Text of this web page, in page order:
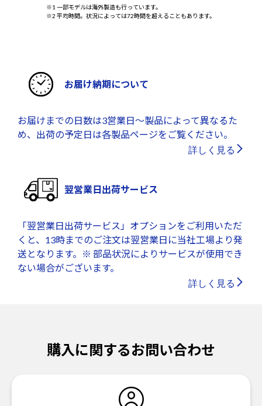
※1 一部モデルは海外製造も行っています。
※2 平均時間。状況によっては72時間を超えることもあります。
お届け納期について
お届けまでの日数は3営業日～製品によって異なるた
め、出荷の予定日は各製品ページをご覧ください。
詳しく見る
翌営業日出荷サービス
「翌営業日出荷サービス」オプションをご利用いただ
くと、13時までのご注文は翌営業日に当社工場より発
送となります。※ 部品状況によりサービスが使用でき
ない場合がございます。
詳しく見る
購入に関するお問い合わせ